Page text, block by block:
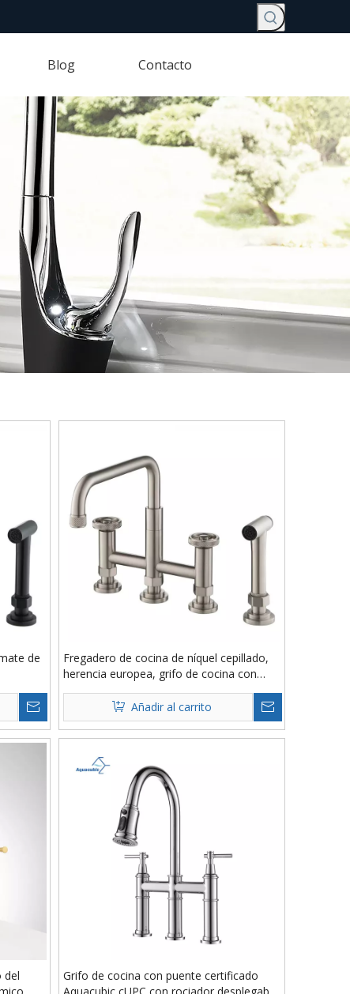
Blog Contacto
de
Fregadero de cocina de níquel cepillado,
herencia europea, grifo de cocina con
puente de doble manija de 4 orificios,
latón con rociador lateral
Añadir al carrito
del
Grifo de cocina con puente certificado